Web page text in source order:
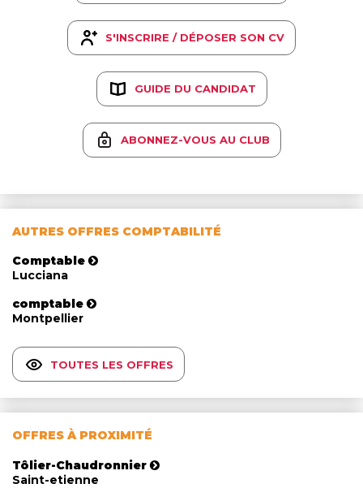
S'INSCRIRE / DÉPOSER SON CV
GUIDE DU CANDIDAT
ABONNEZ-VOUS AU CLUB
AUTRES OFFRES COMPTABILITÉ
Comptable
Lucciana
comptable
Montpellier
TOUTES LES OFFRES
OFFRES À PROXIMITÉ
Tôlier-Chaudronnier
Saint-etienne